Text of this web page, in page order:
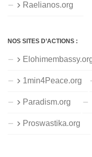
Raelianos.org
NOS SITES D’ACTIONS :
1min4Peace.org
Paradism.org
Proswastika.org